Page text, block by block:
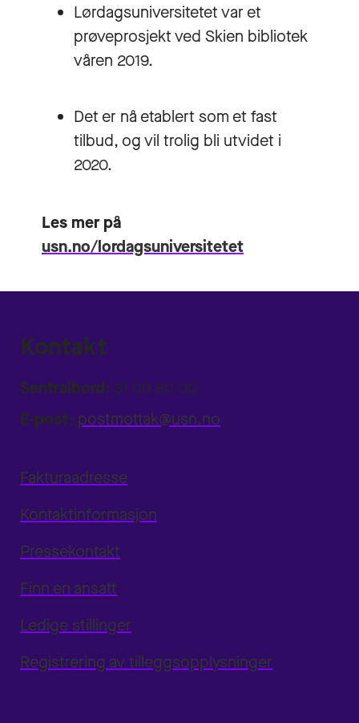
Lørdagsuniversitetet var et
prøveprosjekt ved Skien bibliotek
våren 2019.
Det er nå etablert som et fast
tilbud, og vil trolig bli utvidet i
2020.
Les mer på
usn.no/lordagsuniversitetet
Kontakt
Sentralbord: 31 00 80 00
E-post: postmottak@usn.no
Fakturaadresse
Kontaktinformasjon
Pressekontakt
Finn en ansatt
Ledige stillinger
Registrering av tilleggsopplysninger